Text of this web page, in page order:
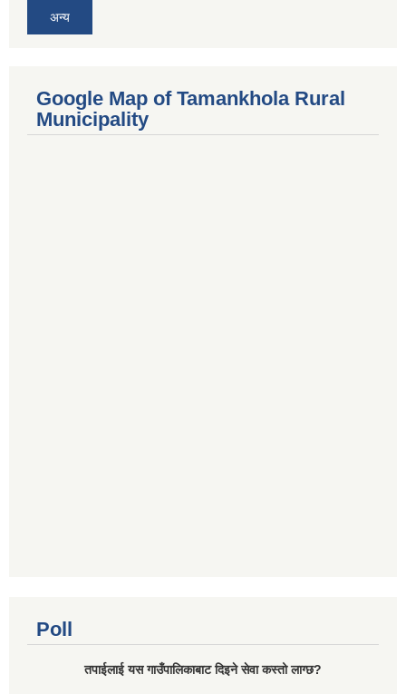
अन्य
Google Map of Tamankhola Rural
Municipality
Poll
तपाईलाई यस गाउँपालिकाबाट दिइने सेवा कस्तो लाग्छ?